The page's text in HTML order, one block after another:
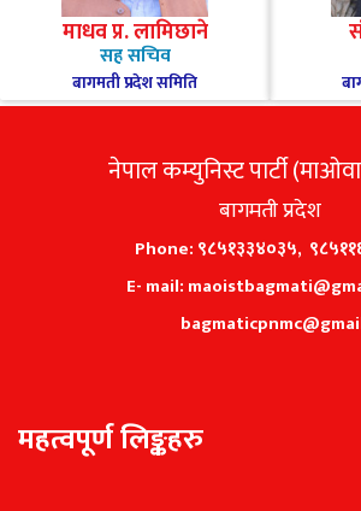
माधव प्र. लामिछाने
सह सचिव
बागमती प्रदेश समिति
नेपाल कम्युनिस्ट पार्टी
बागमती प्रदेश
Phone: ९८५१३३४०३५,
E- mail:
महत्वपूर्ण लिङ्कहरु